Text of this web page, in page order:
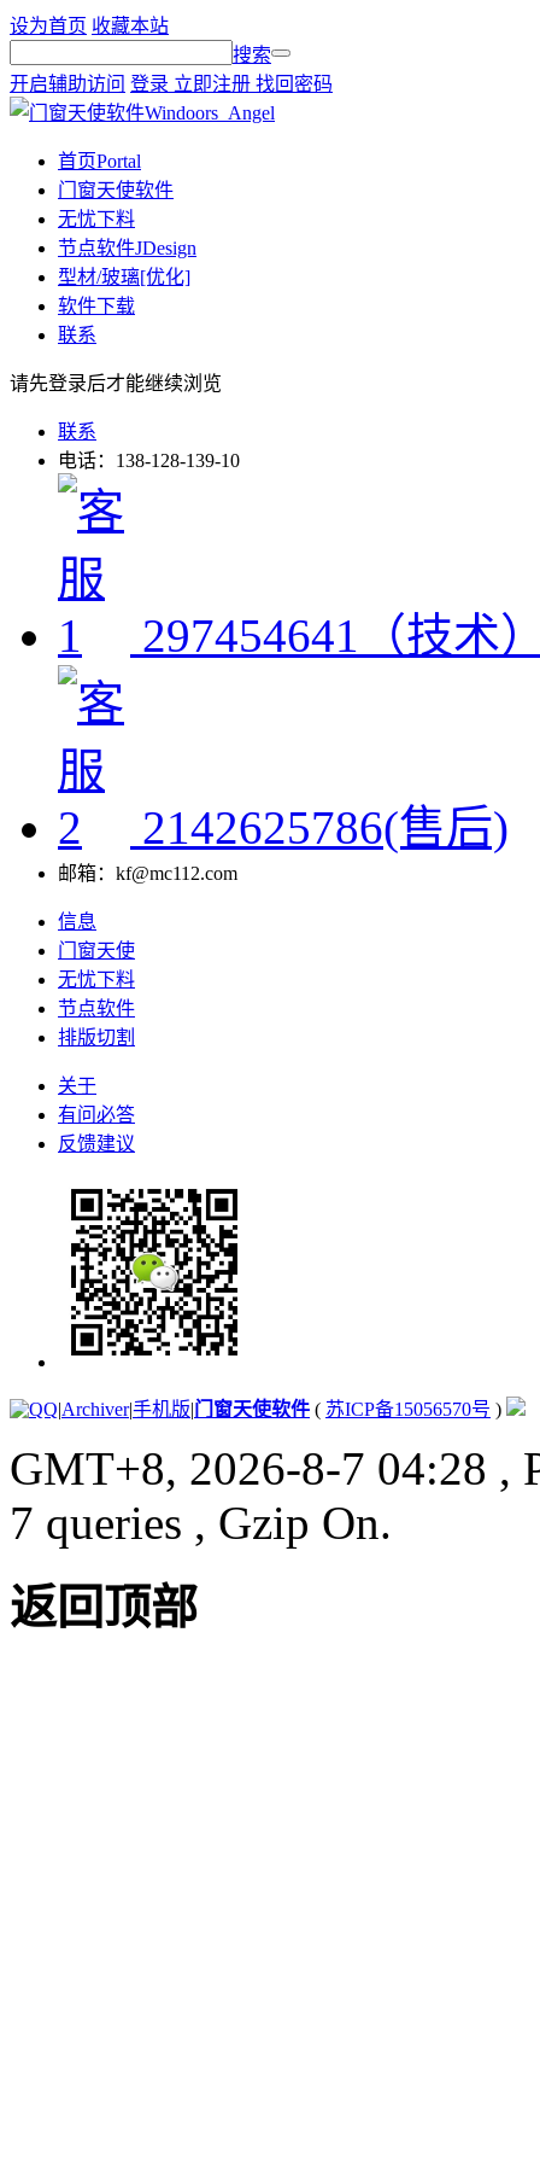
设为首页 收藏本站
搜索
开启辅助访问 登录 立即注册 找回密码
首页Portal
门窗天使软件
无忧下料
节点软件JDesign
型材/玻璃[优化]
软件下载
联系
请先登录后才能继续浏览
联系
电话：138-128-139-10
297454641（技术
2142625786(售后)
邮箱：kf@mc112.com
信息
门窗天使
无忧下料
节点软件
排版切割
关于
有问必答
反馈建议
|Archiver|手机版|门窗天使软件 ( 苏ICP备15056570号 )
GMT+8, 2026-8-7 04:28 ,
7 queries , Gzip On.
返回顶部